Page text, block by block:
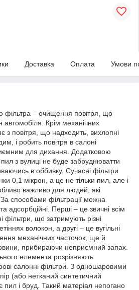
Доставка Оплата Умови
фільтра – очищення повітря, що
автомобіля. Крім механічних
з повітря, що надходить, вихлопні
і робить повітря в салоні
для дихання. Додатковою
з вулиці не буде забруднюватти
в оббивку. Сучасні фільтри
0,1 мікрон, а це не тільки пил, але і
важливо для людей, які
способами фільтрації можна
адсорбційні. Перші – це звичні всім
фільтри, що затримують різні
волокон, а другі – це вугільні
механічних часточок, ще й
прибираючи неприємний запах.
елемента розрізняють
салонні фільтри. З одношаровими
(або нетканий синтетичний
пил і бруд. Такий матеріал непогано